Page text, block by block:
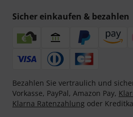
Sicher einkaufen & bezahlen
Bezahlen Sie vertraulich und
Vorkasse, PayPal, Amazon Pay,
Klarna Ratenzahlung oder